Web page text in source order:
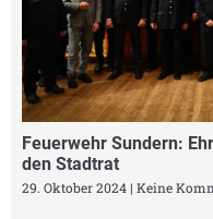
Feuerwehr Sundern:
den Stadtrat
29. Oktober 2024 Keine